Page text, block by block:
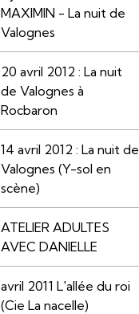
MAXIMIN - La nuit de
Valognes
20 avril 2012 : La nuit
de Valognes à
Rocbaron
14 avril 2012 : La nuit de
Valognes (Y-sol en
scène)
ATELIER ADULTES
AVEC DANIELLE
avril 2011 L'allée du roi
(Cie La nacelle)